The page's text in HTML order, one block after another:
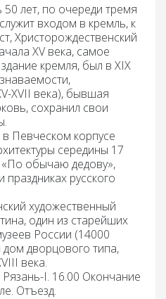
лет, по очереди тремя
входом в кремль, к
Христорождественский
XV века, самое
кремля, был в XIX
XVII века), бывшая
сохранил свои
Певческом корпусе
середины 17
«По обычаю дедову»,
праздниках русского
художественный
один из старейших
России (14000
дворцового типа,
века.
I. 16.00 Окончание
Отъезд.